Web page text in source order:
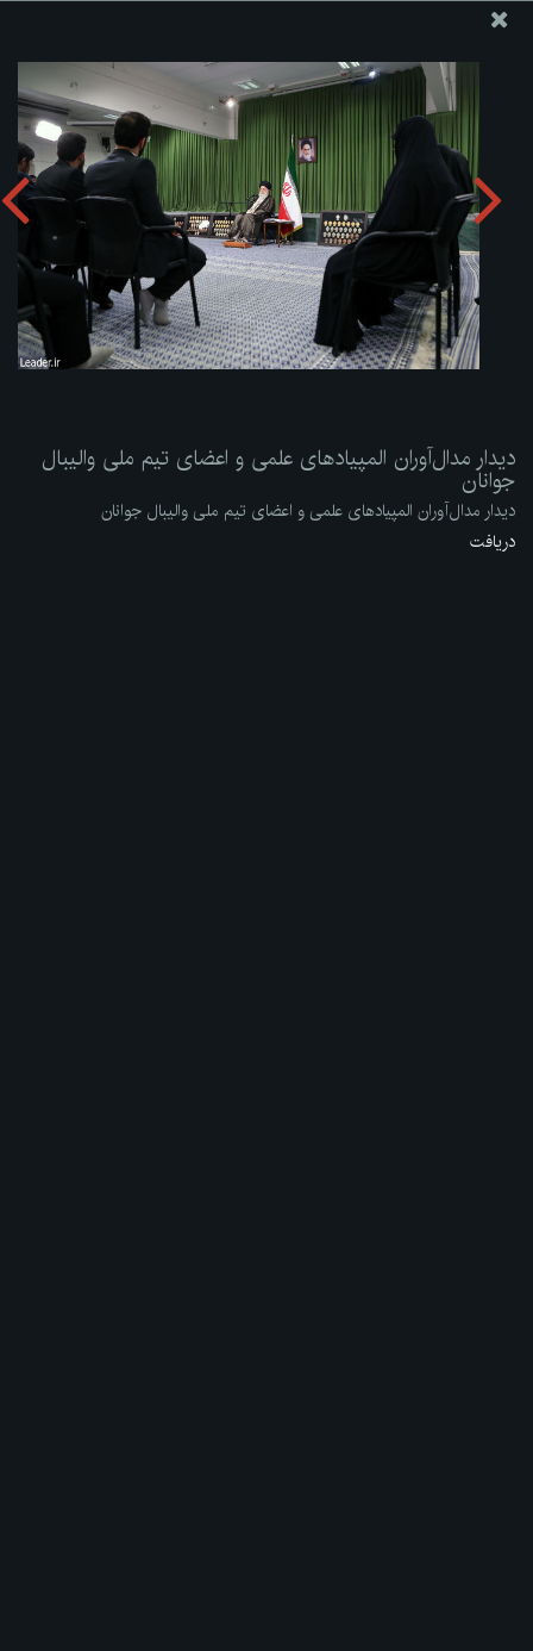
ارسال نامه
وجوهات
دیدار مدال‌آوران المپیادهای علمی و اعضای تیم ملی والیبال
جوانان
دریافت آلبوم:
دیدار مدال‌آوران المپیادهای علمی و اعضای تیم ملی والیبال
جوانان
دیدار مدال‌آوران المپیادهای علمی و اعضای تیم ملی والیبال جوانان
دریافت